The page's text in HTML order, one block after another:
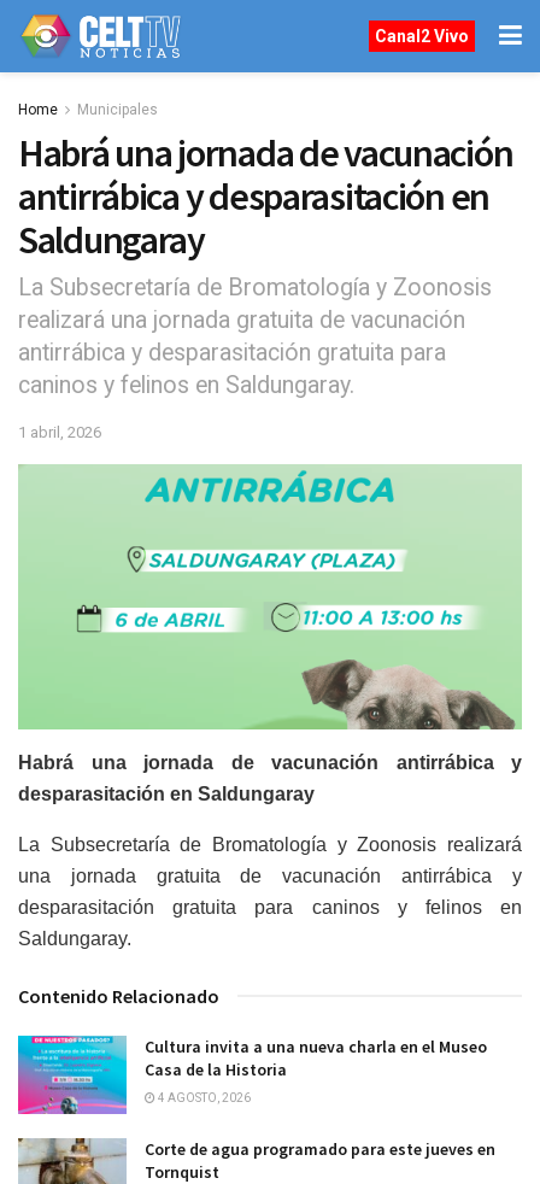
Canal2 Vivo
Home Municipales
Habrá una jornada de vacunación
antirrábica y desparasitación en
Saldungaray
La Subsecretaría de Bromatología y Zoonosis
realizará una jornada gratuita de vacunación
antirrábica y desparasitación gratuita para
caninos y felinos en Saldungaray.
1 abril, 2026
Habrá una jornada de vacunación antirrábica y
desparasitación en Saldungaray
La Subsecretaría de Bromatología y Zoonosis realizará
una jornada gratuita de vacunación antirrábica y
desparasitación gratuita para caninos y felinos en
Saldungaray.
Contenido Relacionado
Cultura invita a una nueva charla en el Museo
Casa de la Historia
4 AGOSTO, 2026
Corte de agua programado para este jueves en
Tornquist